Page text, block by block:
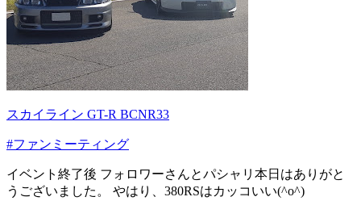
スカイライン GT-R BCNR33
#ファンミーティング
イベント終了後 フォロワーさんとパシャリ本日はありがと
うございました。 やはり、380RSはカッコいい(^o^)